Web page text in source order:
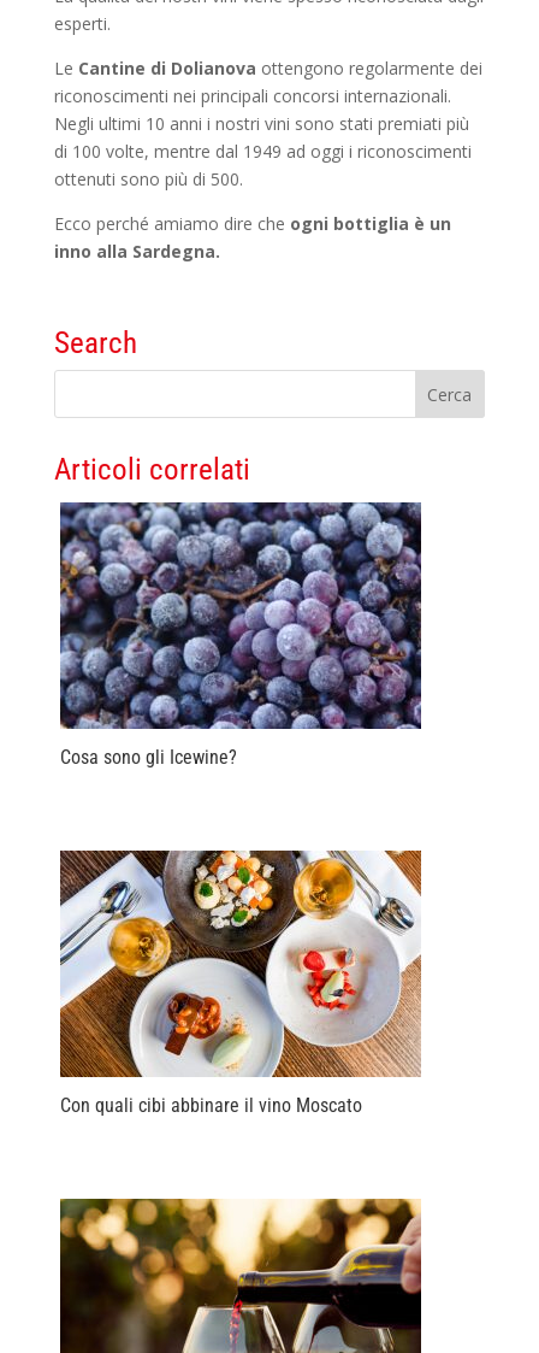
esperti.
Le Cantine di Dolianova ottengono regolarmente dei
riconoscimenti nei principali concorsi internazionali.
Negli ultimi 10 anni i nostri vini sono stati premiati più
di 100 volte, mentre dal 1949 ad oggi i riconoscimenti
ottenuti sono più di 500.
Ecco perché amiamo dire che ogni bottiglia è un
inno alla Sardegna.
Search
Articoli correlati
Cosa sono gli Icewine?
Con quali cibi abbinare il vino Moscato